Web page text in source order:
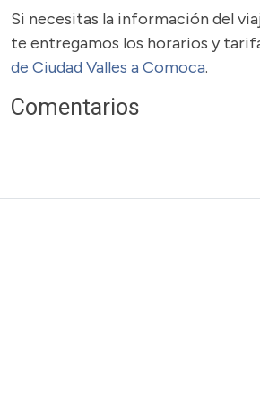
Si necesitas la información del
te entregamos los horarios y
de Ciudad Valles a Comoca.
Comentarios